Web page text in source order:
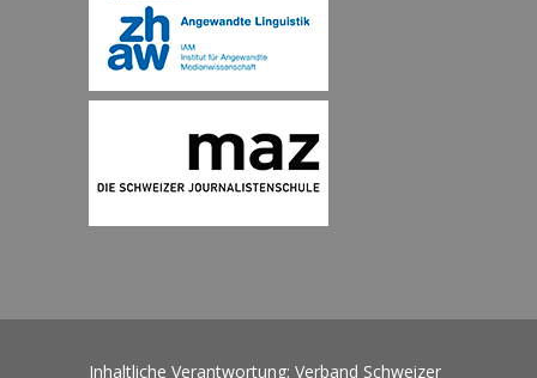
Inhaltliche Verantwortung: Verband Schweizer